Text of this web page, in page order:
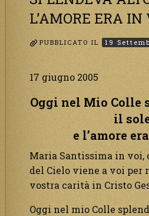
L’AMORE ERA IN
PUBBLICATO IL 19
17 giugno 2005
Oggi nel Mio Colle
il
e l’amore
Maria Santissima in voi,
del Cielo viene a voi
vostra carità in Cristo
Oggi nel mio Colle